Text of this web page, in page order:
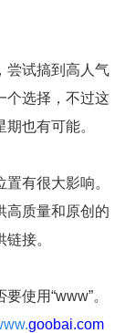
尝试搞到高人气
个选择，不过这
也有可能。
有很大影响。
高质量和原创的
接。
使用“www”。
goobai.com